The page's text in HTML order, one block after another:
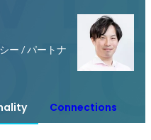
ー / パートナ
Connections